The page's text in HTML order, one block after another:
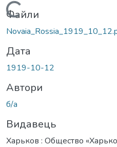
Вантажиться...
Файли
Дата
1919-10-12
Автори
б/а
Видавець
Харьков : Общество